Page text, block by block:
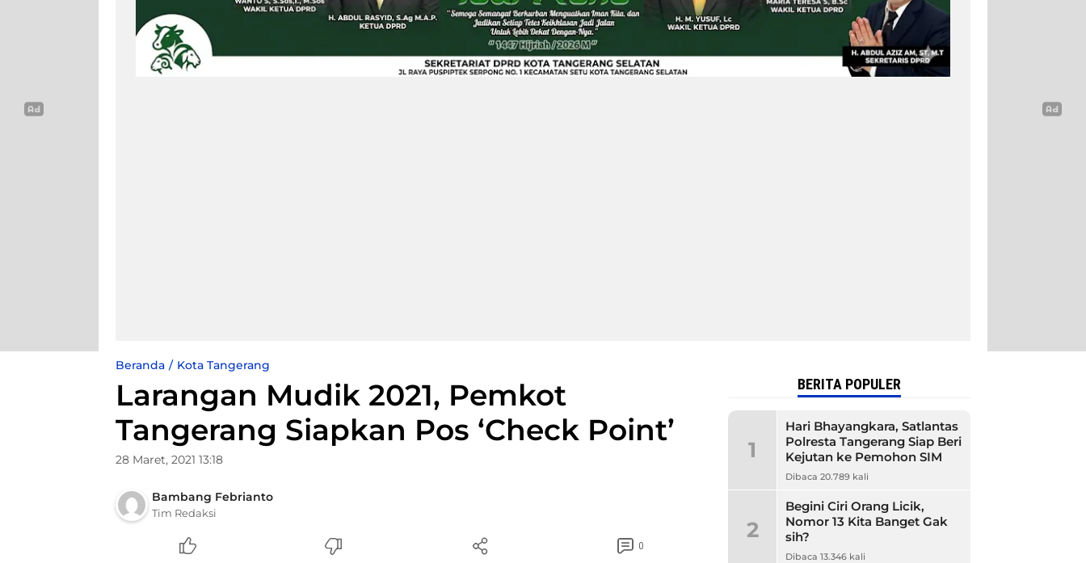
Beranda Kota Tangerang
Larangan Mudik 2021, Pemkot
Tangerang Siapkan Pos ‘Check Point’
28 Maret, 2021 13:18
Bambang Febrianto
Tim Redaksi
0
BERITA POPULER
1
Hari Bhayangkara, Satlantas
Polresta Tangerang Siap Beri
Kejutan ke Pemohon SIM
Dibaca 20.789 kali
2
Begini Ciri Orang Licik,
Nomor 13 Kita Banget Gak
sih?
Dibaca 13.346 kali